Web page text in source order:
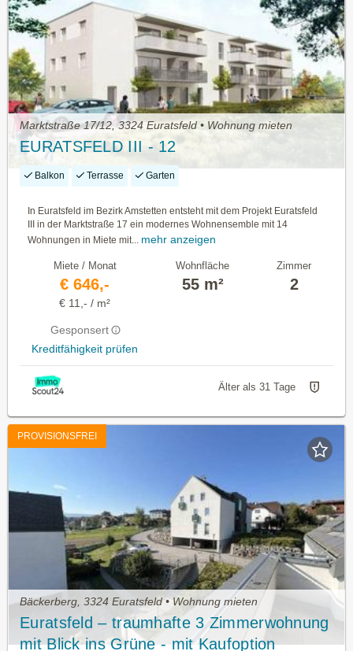
Marktstraße 17/12, 3324 Euratsfeld • Wohnung mieten
EURATSFELD III - 12
Balkon Terrasse Garten
In Euratsfeld im Bezirk Amstetten entsteht mit dem Projekt Euratsfeld
III in der Marktstraße 17 ein modernes Wohnensemble mit 14
Wohnungen in Miete mit...
mehr anzeigen
Miete / Monat
€ 646,-
€ 11,- / m²
Gesponsert
Kreditfähigkeit prüfen
Wohnfläche
55 m²
Zimmer
2
Älter als 31 Tage
PROVISIONSFREI
Bäckerberg, 3324 Euratsfeld • Wohnung mieten
Euratsfeld – traumhafte 3 Zimmerwohnung
mit Blick ins Grüne - mit Kaufoption